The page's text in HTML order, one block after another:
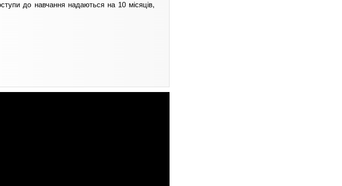
до навчання надаються на 10 місяців,